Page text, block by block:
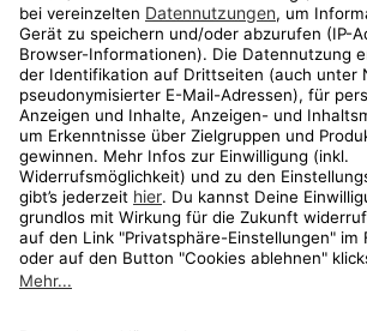
Privatsphäre-EinstellungenAGB
Geschenkgutscheinbedingungen